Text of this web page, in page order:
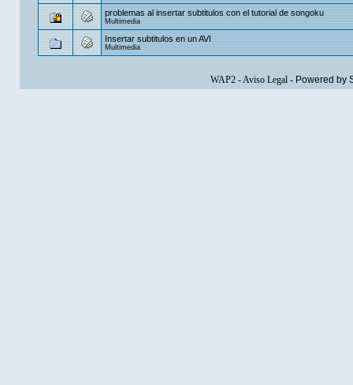
problemas al insertar subtitulos con el tutorial de songoku
Multimedia
Insertar subtitulos en un AVI
Multimedia
WAP2-Aviso Legal- Powered by